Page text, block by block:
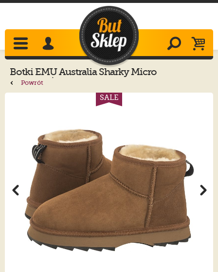
Botki EMU Australia Sharky Micro
Chestnut/Black W12548
Powrót
SALE